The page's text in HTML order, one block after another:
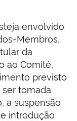
envolvido
Membros,
da
ao Comité,
previsto
ser tomada
a suspensão
introdução